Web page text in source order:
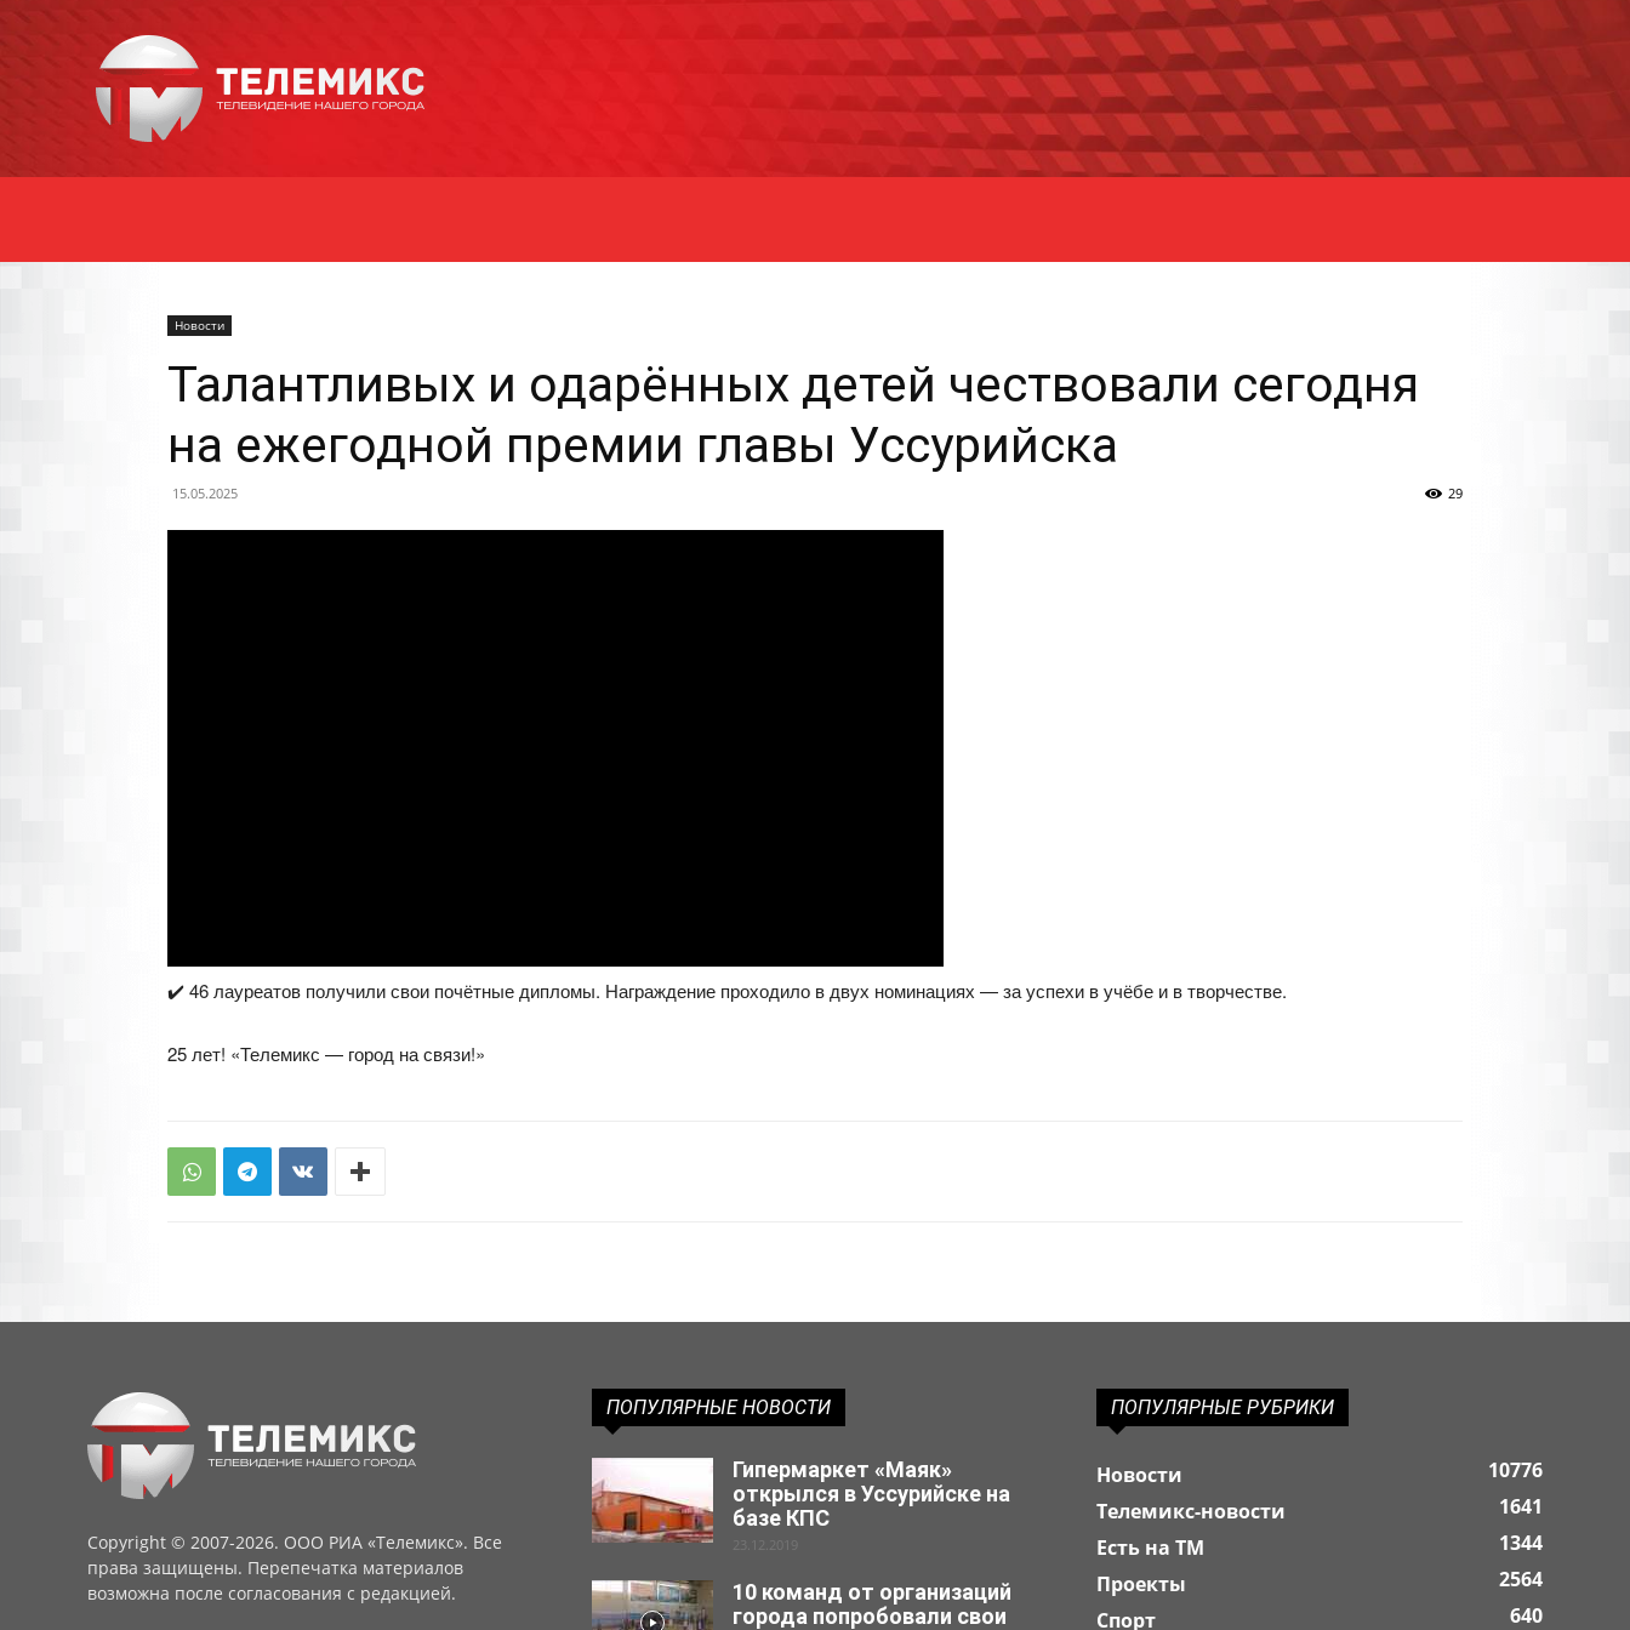
Уссурийска
Новости
Талантливых и одарённых детей чествовали сегодня
на ежегодной премии главы Уссурийска
15.05.2025 29
✔️ 46 лауреатов получили свои почётные дипломы. Награждение проходило в двух номинациях — за успехи в учёбе и в творчестве.
25 лет! «Телемикс — город на связи!»
Copyright © 2007-2026. ООО РИА «Телемикс». Все
права защищены. Перепечатка материалов
возможна после согласования с редакцией.
ПОПУЛЯРНЫЕ НОВОСТИ
Гипермаркет «Маяк»
открылся в Уссурийске на
базе КПС
23.12.2019
10 команд от организаций
города попробовали свои
ПОПУЛЯРНЫЕ РУБРИКИ
Новости
10776
Телемикс-новости
1641
Есть на ТМ
1344
Проекты
2564
Спорт
640